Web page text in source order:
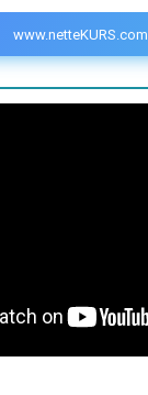
www.netteKURS.com